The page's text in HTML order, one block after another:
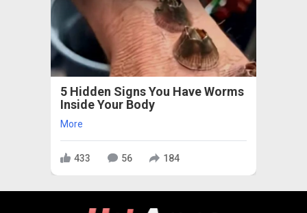
5 Hidden Signs You Have Worms
Inside Your Body
More
433 56 184